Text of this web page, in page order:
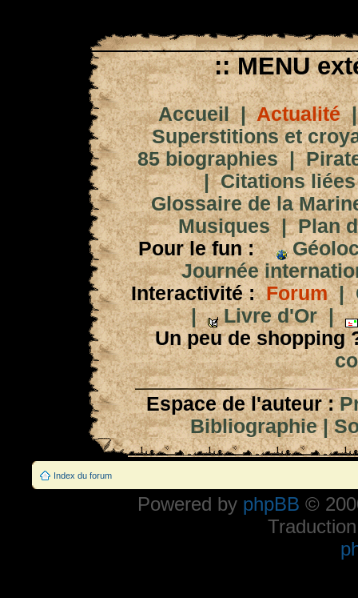
:: MENU
Accueil|Actualité
Superstitions et
85 biographies|
|Citations
Glossaire de la
Musiques|Plan
Pour le fun :
Journée
Interactivité : Forum|
|
Livre d'Or|
Un peu de shopping
Espace de l'auteur :
Bibliographie|
Index du forum
Powered by phpBB ©